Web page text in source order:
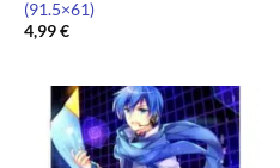
(91.5×61)
4,99€